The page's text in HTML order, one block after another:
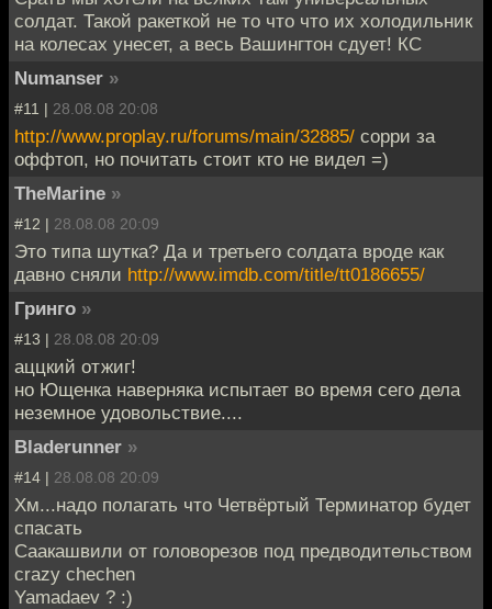
солдат. Такой ракеткой не то что что их холодильник
на колесах унесет, а весь Вашингтон сдует! КС
Numanser »
#11 | 28.08.08 20:08
http://www.proplay.ru/forums/main/32885/ сорри за
оффтоп, но почитать стоит кто не видел =)
TheMarine »
#12 | 28.08.08 20:09
Это типа шутка? Да и третьего солдата вроде как
давно сняли http://www.imdb.com/title/tt0186655/
Гринго »
#13 | 28.08.08 20:09
аццкий отжиг!
но Ющенка наверняка испытает во время сего дела
неземное удовольствие....
Bladerunner »
#14 | 28.08.08 20:09
Хм...надо полагать что Четвёртый Терминатор будет
спасать
Саакашвили от головорезов под предводительством
crazy chechen
Yamadaev ? :)